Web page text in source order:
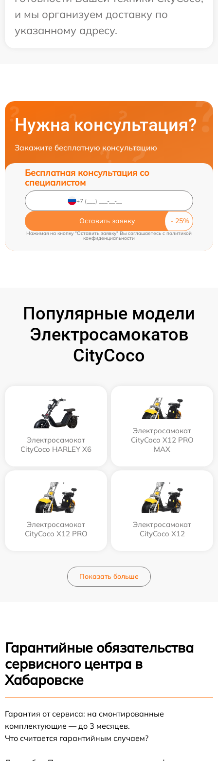
и мы организуем доставку по
указанному адресу.
Нужна консультация?
Закажите бесплатную консультацию
Бесплатная консультация со
специалистом
Оставить заявку
Нажимая на кнопку "Оставить заявку" Вы соглашаетесь cполитикой
конфиденциальности
Популярные модели
Электросамокатов
CityCoco
Электросамокат
CityCoco HARLEY X6
Электросамокат
CityCoco X12 PRO
MAX
Электросамокат
CityCoco X12 PRO
Электросамокат
CityCoco X12
Показать больше
Гарантийные обязательства
сервисного центра в
Хабаровске
Гарантия от сервиса: на смонтированные
комплектующие — до 3 месяцев.
Что считается гарантийным случаем?